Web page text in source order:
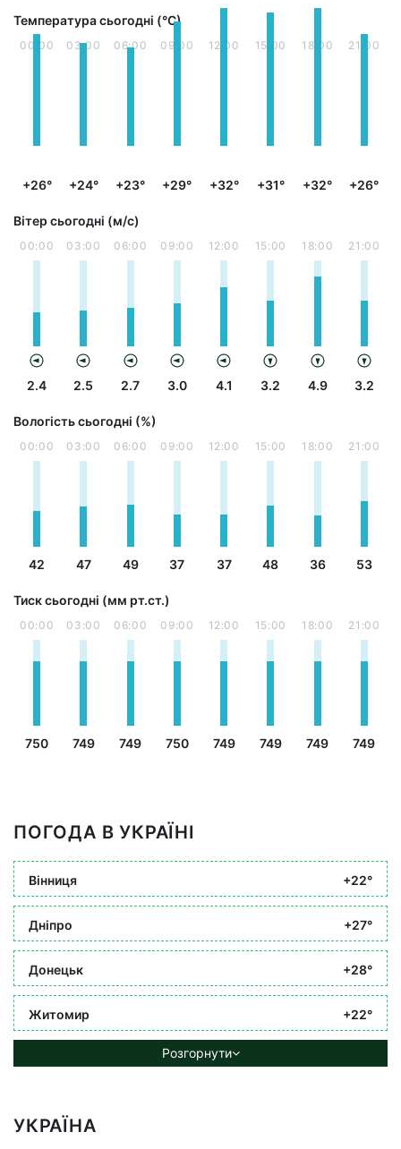
Температура сьогодні (°С)
00:00
+26°
03:00
+24°
06:00
+23°
09:00
+29°
12:00
+32°
15:00
+31°
18:00
+32°
21:00
+26°
Вітер сьогодні (м/с)
00:00
2.4
03:00
2.5
06:00
2.7
09:00
3.0
12:00
4.1
15:00
3.2
18:00
4.9
21:00
3.2
Вологість сьогодні (%)
00:00
42
03:00
47
06:00
49
09:00
37
12:00
37
15:00
48
18:00
36
21:00
53
Тиск сьогодні (мм рт.ст.)
00:00
750
03:00
749
06:00
749
09:00
750
12:00
749
15:00
749
18:00
749
21:00
749
ПОГОДА В УКРАЇНІ
Вінниця +22°
Дніпро +27°
Донецьк +28°
Житомир +22°
Розгорнути
УКРАЇНА